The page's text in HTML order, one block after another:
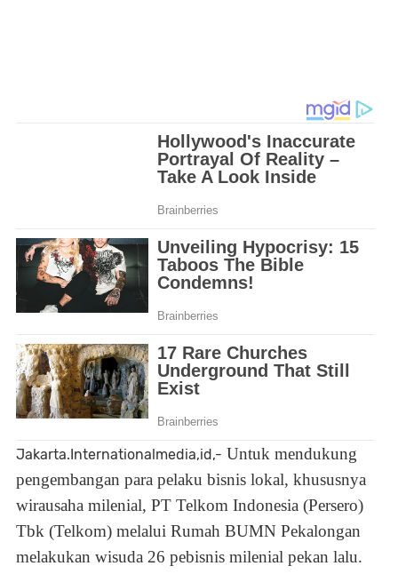
Jakarta.Internationalmedia,id,- Untuk mendukung
pengembangan para pelaku bisnis lokal, khususnya
wirausaha milenial, PT Telkom Indonesia (Persero)
Tbk (Telkom) melalui Rumah BUMN Pekalongan
melakukan wisuda 26 pebisnis milenial pekan lalu.